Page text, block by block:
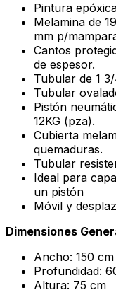
Pintura
Melamina de
mm p/
Cantos
de espesor.
Tubular de 1
Tubular
Pistón
12KG (pza).
Cubierta
quemaduras.
Tubular
Ideal para
un pistón
Móvil y
Dimensiones
Ancho: 150 cm
Profundidad:
Altura: 75 cm